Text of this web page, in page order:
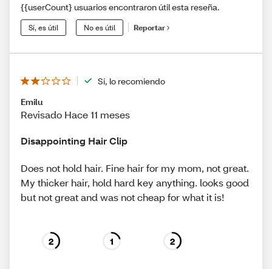
{{userCount} usuarios encontraron útil esta reseña.
Sí, es útil No es útil Reportar
Sí, lo recomiendo
Emilu
Revisado Hace 11 meses
Disappointing Hair Clip
Does not hold hair. Fine hair for my mom, not great.
My thicker hair, hold hard key anything. looks good
but not great and was not cheap for what it is!
2 1 2